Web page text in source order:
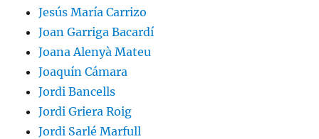
Jesús María Carrizo
Joan Garriga Bacardí
Joana Alenyà Mateu
Joaquín Cámara
Jordi Bancells
Jordi Griera Roig
Jordi Sarlé Marfull